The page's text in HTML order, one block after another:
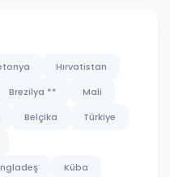
Hırvatistan
Brezilya **
Mali
Belçika
Türkiye
Küba